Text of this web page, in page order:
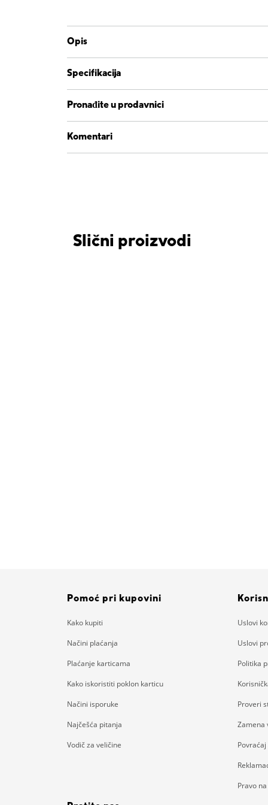
Opis
Specifikacija
Pronađite u prodavnici
Komentari
Slični proizvodi
Pomoć pri kupovini
Kako kupiti
Načini plaćanja
Plaćanje karticama
Kako iskoristiti poklon karticu
Načini isporuke
Najčešća pitanja
Vodič za veličine
Uslovi
Uslovi
Politika
Proveri
Zamena
Pravo